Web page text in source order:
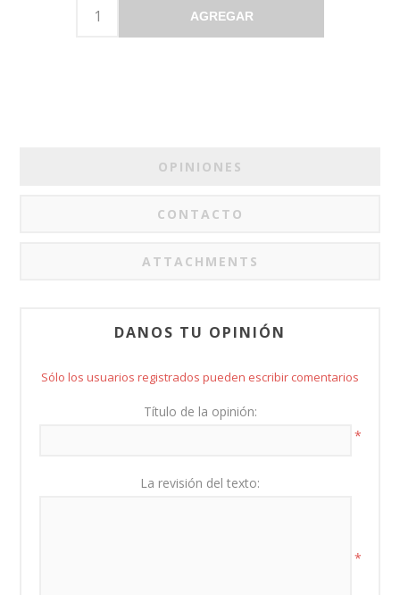
AGREGAR
OPINIONES
CONTACTO
ATTACHMENTS
DANOS TU OPINIÓN
Sólo los usuarios registrados pueden escribir comentarios
Título de la opinión:
*
La revisión del texto:
*